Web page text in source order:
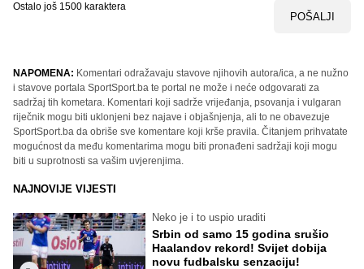
Ostalo još 1500 karaktera
POŠALJI
NAPOMENA: Komentari odražavaju stavove njihovih autora/ica, a ne nužno
i stavove portala SportSport.ba te portal ne može i neće odgovarati za
sadržaj tih kometara. Komentari koji sadrže vrijeđanja, psovanja i vulgaran
riječnik mogu biti uklonjeni bez najave i objašnjenja, ali to ne obavezuje
SportSport.ba da obriše sve komentare koji krše pravila. Čitanjem prihvatate
mogućnost da među komentarima mogu biti pronađeni sadržaji koji mogu
biti u suprotnosti sa vašim uvjerenjima.
NAJNOVIJE VIJESTI
Neko je i to uspio uraditi
Srbin od samo 15 godina srušio
Haalandov rekord! Svijet dobija
novu fudbalsku senzaciju!